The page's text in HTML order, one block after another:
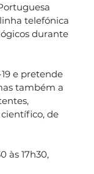
telefónica
durante
e pretende
também a
de
às 17h30,